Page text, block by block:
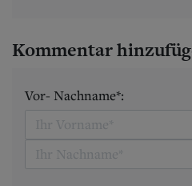
Kommentar
Vor- Nachname*: